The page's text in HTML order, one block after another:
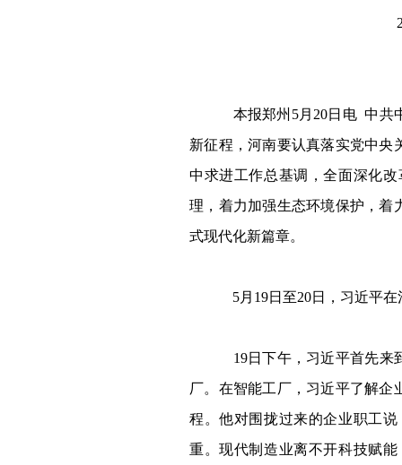
本报郑州 5月 20日电 中共
新征程，河南要认真落实党中央
中求进工作总基调，全面深化
理，着力加强生态环境保护，着
式现代化新篇章。
5月 19日至20日，习近平
19日下午，习近平首先来
厂。在智能工厂，习近平了解企
程。他对围拢过来的企业职工
重。现代制造业离不开科技赋